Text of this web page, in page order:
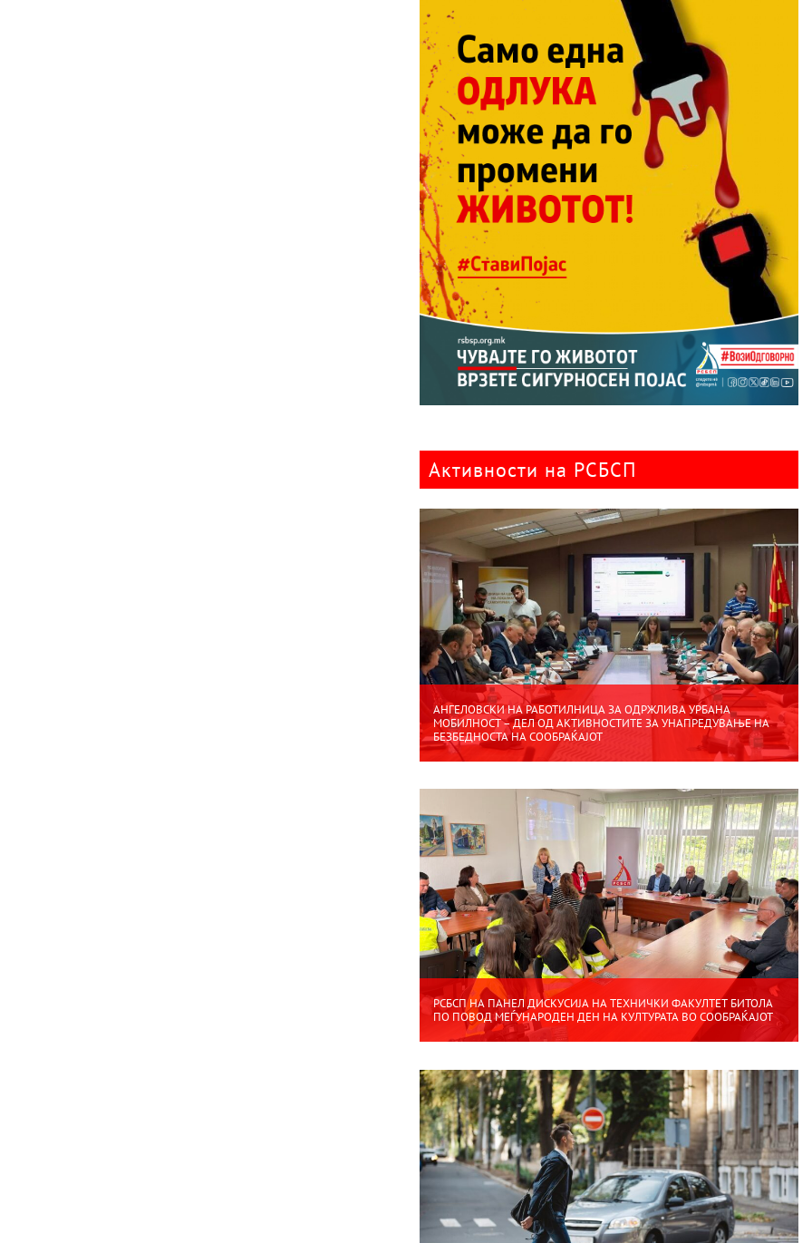
Активности на РСБСП
АНГЕЛОВСКИ НА РАБОТИЛНИЦА ЗА ОДРЖЛИВА УРБАНА
МОБИЛНОСТ – ДЕЛ ОД АКТИВНОСТИТЕ ЗА УНАПРЕДУВАЊЕ НА
БЕЗБЕДНОСТА НА СООБРАЌАЈОТ
РСБСП НА ПАНЕЛ ДИСКУСИЈА НА ТЕХНИЧКИ ФАКУЛТЕТ БИТОЛА
ПО ПОВОД МЕЃУНАРОДЕН ДЕН НА КУЛТУРАТА ВО СООБРАЌАЈОТ